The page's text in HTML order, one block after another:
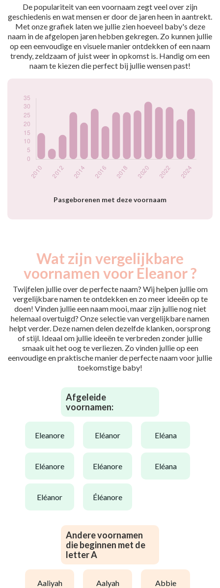
De populariteit van een voornaam zegt veel over zijn
geschiedenis en wat mensen er door de jaren heen in aantrekt.
Met onze grafiek laten we jullie zien hoeveel baby's deze
naam in de afgelopen jaren hebben gekregen. Zo kunnen jullie
op een eenvoudige en visuele manier ontdekken of een naam
trendy, zeldzaam of juist weer in opkomst is. Handig om een
naam te kiezen die perfect bij jullie wensen past!
Pasgeborenen met deze voornaam
Popularité du
2010
15
2011
6
2012
14
2013
27
2014
21
2015
29
19
2019
2020
2021
2022
30
2023
29
Wat zijn vergelijkbare
voornamen voor Eleanor ?
Twijfelen jullie over de perfecte naam? Wij helpen jullie om
vergelijkbare namen te ontdekken en zo meer ideeën op te
doen! Vinden jullie een naam mooi, maar zijn jullie nog niet
helemaal overtuigd? Onze selectie van vergelijkbare namen
helpt verder. Deze namen delen dezelfde klanken, oorsprong
of stijl. Ideaal om jullie ideeën te verbreden zonder jullie
smaak uit het oog te verliezen. Zo vinden jullie op een
eenvoudige en praktische manier de perfecte naam voor jullie
toekomstige baby!
Afgeleide
voornamen:
eleanore eléanor eléana
eléanore eléanore eléana
eléanor éléanore
Andere voornamen
die beginnen met de
letter A
aaliyah aalyah abbie